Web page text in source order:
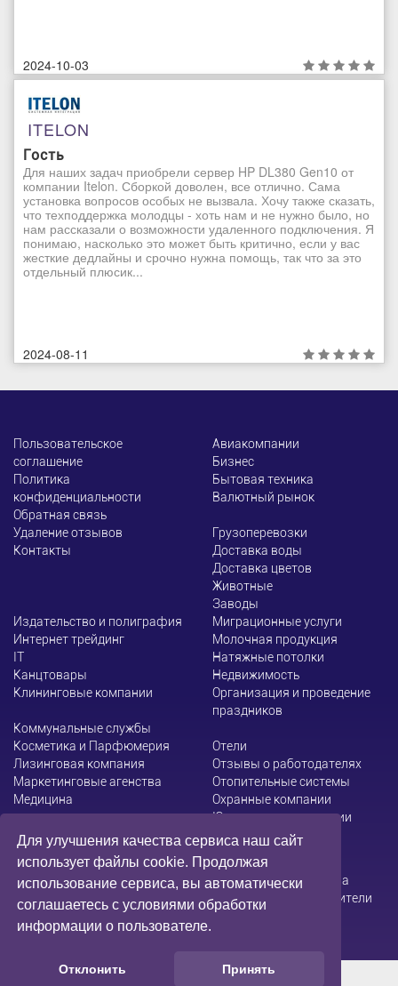
Для улучшения качества сервиса наш сайт
использует файлы cookie. Продолжая
использование сервиса, вы автоматически
соглашаетесь с условиями обработки
информации о пользователе.
Отклонить Принять
2024-10-03
ITELON
Гость
Для наших задач приобрели сервер HP DL380 Gen10 от
компании Itelon. Сборкой доволен, все отлично. Сама
установка вопросов особых не вызвала. Хочу также сказать,
что техподдержка молодцы - хоть нам и не нужно было, но
нам рассказали о возможности удаленного подключения. Я
понимаю, насколько это может быть критично, если у вас
жесткие дедлайны и срочно нужна помощь, так что за это
отдельный плюсик...
2024-08-11
Пользовательское
соглашение
Политика
конфиденциальности
Обратная связь
Удаление отзывов
Контакты
Авиакомпании
Бизнес
Бытовая техника
Валютный рынок
Грузоперевозки
Доставка воды
Доставка цветов
Животные
Заводы
Издательство и полиграфия
Интернет трейдинг
ІТ
Канцтовары
Клининговые компании
Коммунальные службы
Косметика и Парфюмерия
Лизинговая компания
Маркетинговые агенства
Медицина
Миграционные услуги
Молочная продукция
Натяжные потолки
Недвижимость
Организация и проведение
праздников
Отели
Отзывы о работодателях
Отопительные системы
Охранные компании
Юридические компании
Администрация сайта не несет ответственности за
содержание информации, которую размещают посетители